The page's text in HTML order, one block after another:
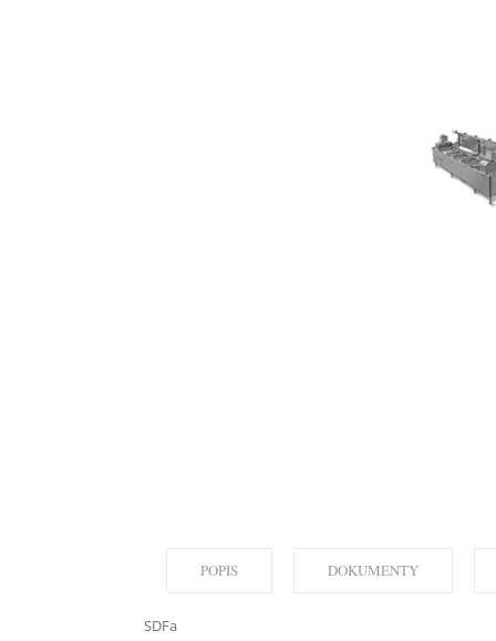
POPIS DOKUMENTY
SDFa